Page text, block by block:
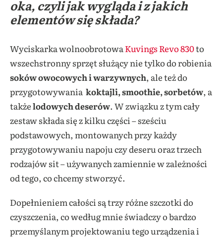
oka, czyli jak wygląda i z jakich
elementów się składa?
Wyciskarka wolnoobrotowa Kuvings Revo 830to
wszechstronny sprzęt służący nie tylko do robienia
soków owocowych i warzywnych, ale też do
przygotowywania koktajli, smoothie, sorbetów, a
takżelodowych deserów. W związku z tym cały
zestaw składa się z kilku części – sześciu
podstawowych, montowanych przy każdy
przygotowywaniu napoju czy deseru oraz trzech
rodzajów sit – używanych zamiennie w zależności
od tego, co chcemy stworzyć.
Dopełnieniem całości są trzy różne szczotki do
czyszczenia, co według mnie świadczy o bardzo
przemyślanym projektowaniu tego urządzenia i